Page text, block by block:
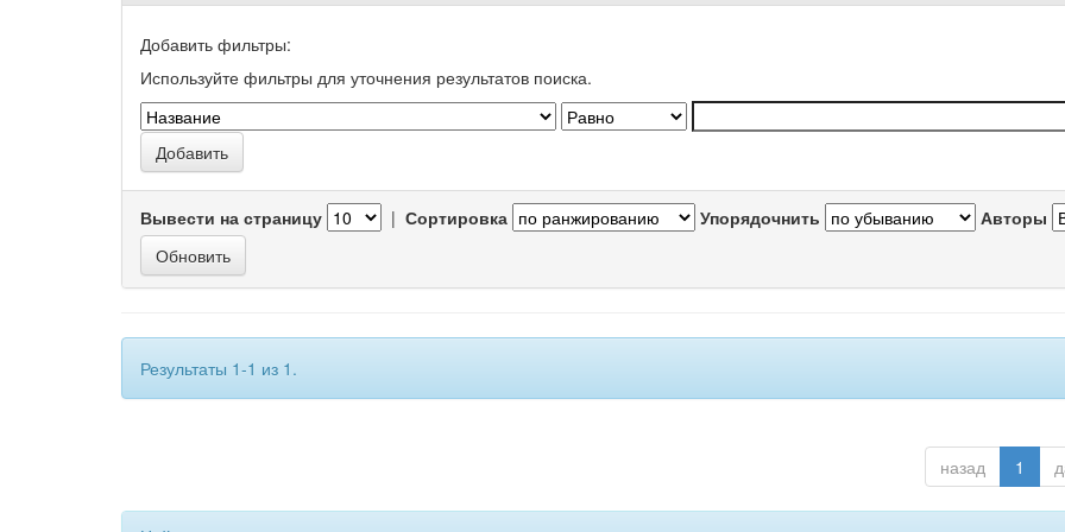
Добавить фильтры:
Используйте фильтры для уточнения результатов поиска.
Вывести на страницу | Сортировка Упорядочнить Авторы
Результаты 1-1 из 1.
назад 1